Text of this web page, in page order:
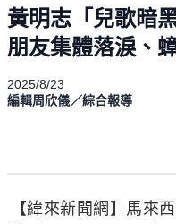
黃明志「兒歌暗
朋友集體落淚、
2025/8/23
編輯周欣儀／綜合報導
【緯來新聞網】馬來